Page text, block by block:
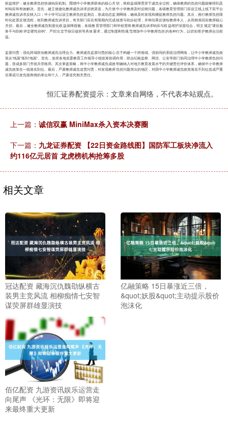
权益维护：健全教师负担快速响应机制。围绕中小学教师群体的核心关切，将权益保障贯穿于减负全过程，确保教师的负担问题能够得到及
时响应和有效解决。首先，建立便捷化教师减负诉求反映渠道，为方便中小学教师及时反映问题，各级教育管理部门应设立线上线下双平台
教师减负诉求反映入口；中小学可以设立教师负担监测点，形成动态监测网络，确保及时发现和捕捉教师负担问题。其次，推行教师负担限
时化处置反馈流程，收到教师减负诉求后，有关部门应在有限期内完成核查与初步处理，并将结果反馈给教师本人，从而精准回应教师核心
关切。最后，健全教师减负制度化权益保障措施，各级教育管理部门和学校需将教师减负诉求响应与权益维护深度结合，明文规定“课后服
务不与职称评定硬性挂钩”、严控法定节假日值班等具体要求，通过制度刚性规范增加中小学教师负担的各种行为，以切实维护教师合法权
益。
监督问责：强化跨域联动教师减负治理合力。教师减负监督问责的核心在于构建一个跨领域、强协同的系统治理网络，让中小学教师减负政
策从“纸面”落到“地面”。首先，发挥各地党委教育工作领导小组统筹协调作用，联合纪检监察、网信、公安等部门协同治理中小学教师负担问
题，形成多部门齐抓共管格局。其次掌盘策略，将中小学教师减负成效明确纳入对地方教育发展水平的关键责任评价体系，确保中小学教师
减负政策在一线落实到位。最后，严肃教师减负追责问责，对发现教师负担问题突出的地区，对因中小学教师减负政策落实不到位造成严重
后果或引发负面舆情的单位和个人，严肃追究相关责任。
恒汇证券配资提示：文章来自网络，不代表本站观点。
上一篇： 诚信双赢 MiniMax杀入资本决赛圈
下一篇： 九龙证券配资 【22日资金路线图】国防军工板块净流入
约116亿元居首 龙虎榜机构抢筹多股
相关文章
冠达配资 藏海沉仇魏劭纵横古
装男主竞风流 相柳痴情七安智
谋荧屏群雄显演技
亿融策略 15日暴涨近三倍，
&quot;妖股&quot;主动提示股价
泡沫化
佰亿配资 九游资讯娱乐运营走
向尾声 《光环：无限》即将迎
来最终重大更新